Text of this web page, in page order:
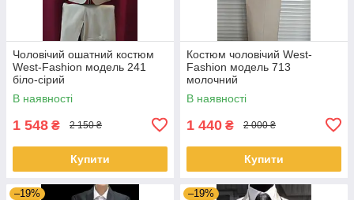
Чоловічий ошатний костюм
West-Fashion модель 241
біло-сірий
В наявності
1 548 ₴ 2 150 ₴
Купити
Костюм чоловічий West-
Fashion модель 713
молочний
В наявності
1 440 ₴ 2 000 ₴
Купити
–19% –19%